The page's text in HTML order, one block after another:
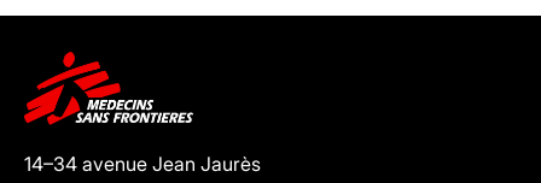
14–34 avenue Jean Jaurès